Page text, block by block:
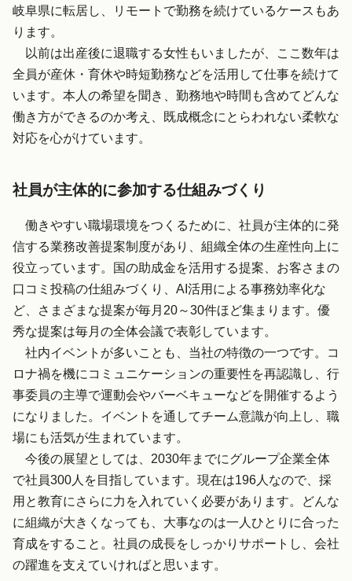
岐阜県に転居し、リモートで勤務を続けているケースもあ
ります。
以前は出産後に退職する女性もいましたが、ここ数年は
全員が産休・育休や時短勤務などを活用して仕事を続けて
います。本人の希望を聞き、勤務地や時間も含めてどんな
働き方ができるのか考え、既成概念にとらわれない柔軟な
対応を心がけています。
社員が主体的に参加する仕組みづくり
働きやすい職場環境をつくるために、社員が主体的に発
信する業務改善提案制度があり、組織全体の生産性向上に
役立っています。国の助成金を活用する提案、お客さまの
口コミ投稿の仕組みづくり、AI活用による事務効率化な
ど、さまざまな提案が毎月20～30件ほど集まります。優
秀な提案は毎月の全体会議で表彰しています。
社内イベントが多いことも、当社の特徴の一つです。コ
ロナ禍を機にコミュニケーションの重要性を再認識し、行
事委員の主導で運動会やバーベキューなどを開催するよう
になりました。イベントを通してチーム意識が向上し、職
場にも活気が生まれています。
今後の展望としては、2030年までにグループ企業全体
で社員300人を目指しています。現在は196人なので、採
用と教育にさらに力を入れていく必要があります。どんな
に組織が大きくなっても、大事なのは一人ひとりに合った
育成をすること。社員の成長をしっかりサポートし、会社
の躍進を支えていければと思います。